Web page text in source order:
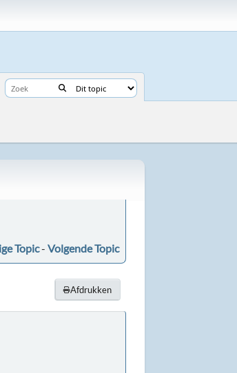
Topic- Volgende Topic
Afdrukken